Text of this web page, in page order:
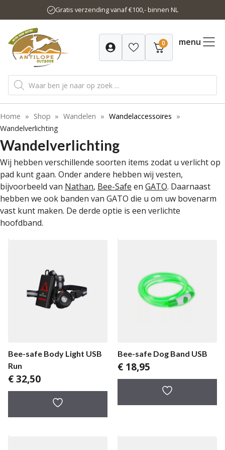
naar
inhoud
Gratis verzending vanaf €100,- binnen NL
0 menu
Producten
zoeken
Home » Shop » Wandelen » Wandelaccessoires »
Wandelverlichting
Wandelverlichting
Wij hebben verschillende soorten items zodat u verlicht op
pad kunt gaan. Onder andere hebben wij vesten,
bijvoorbeeld van Nathan, Bee-Safe en GATO. Daarnaast
hebben we ook banden van GATO die u om uw bovenarm
vast kunt maken. De derde optie is een verlichte
hoofdband.
Bee-safe Body Light USB
Run
€32,50
Bee-safe Dog Band USB
€ 18,95